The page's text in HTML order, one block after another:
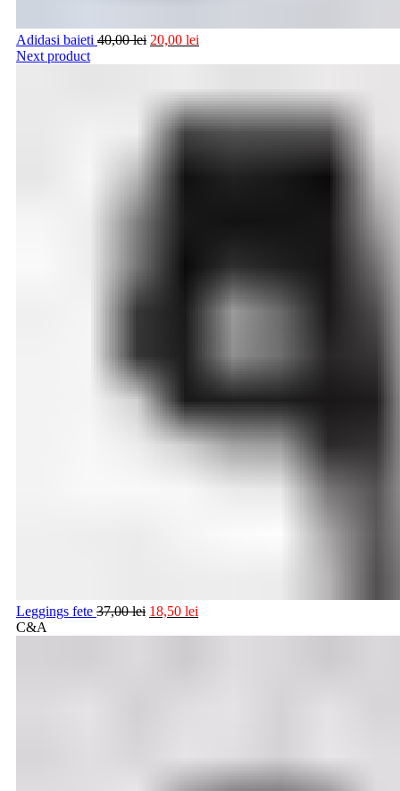
Adidasi baieti 40,00lei 20,00 lei
Next product
Leggings fete 37,00lei 18,50 lei
C&A